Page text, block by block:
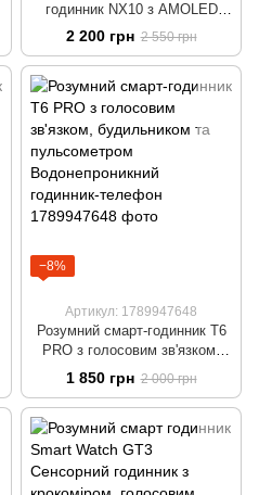
годинник NX10 з AMOLED
дисплеєм, голосовим
зв'язком, будильником,
пульсометром і крокоміром
2 200 грн 2 550 грн
−8%
Артикул: 1789947648
Розумний смарт-годинник T6
PRO з голосовим зв'язком,
будильником та
пульсометром
Водонепроникний годинник-
телефон
1 850 грн 2 000 грн